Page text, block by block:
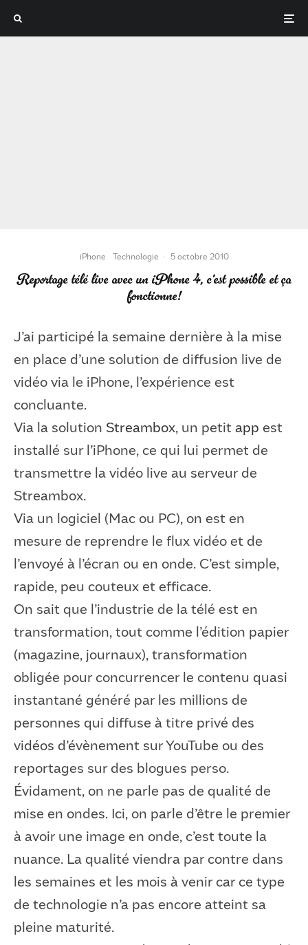
iPhone Technologie · 5 octobre 2010
Reportage télé live avec un iPhone 4, c’est possible et ça
fonctionne!
J’ai participé la semaine dernière à la mise
en place d’une solution de diffusion live de
vidéo via le iPhone, l’expérience est
concluante.
Via la solution Streambox, un petit app est
installé sur l’iPhone, ce qui lui permet de
transmettre la vidéo live au serveur de
Streambox.
Via un logiciel (Mac ou PC), on est en
mesure de reprendre le flux vidéo et de
l’envoyé à l’écran ou en onde. C’est simple,
rapide, peu couteux et efficace.
On sait que l’industrie de la télé est en
transformation, tout comme l’édition papier
(magazine, journaux), transformation
obligée pour concurrencer le contenu quasi
instantané généré par les millions de
personnes qui diffuse à titre privé des
vidéos d’évènement sur YouTube ou des
reportages sur des blogues perso.
Évidament, on ne parle pas de qualité de
mise en ondes. Ici, on parle d’être le premier
à avoir une image en onde, c’est toute la
nuance. La qualité viendra par contre dans
les semaines et les mois à venir car ce type
de technologie n’a pas encore atteint sa
pleine maturité.